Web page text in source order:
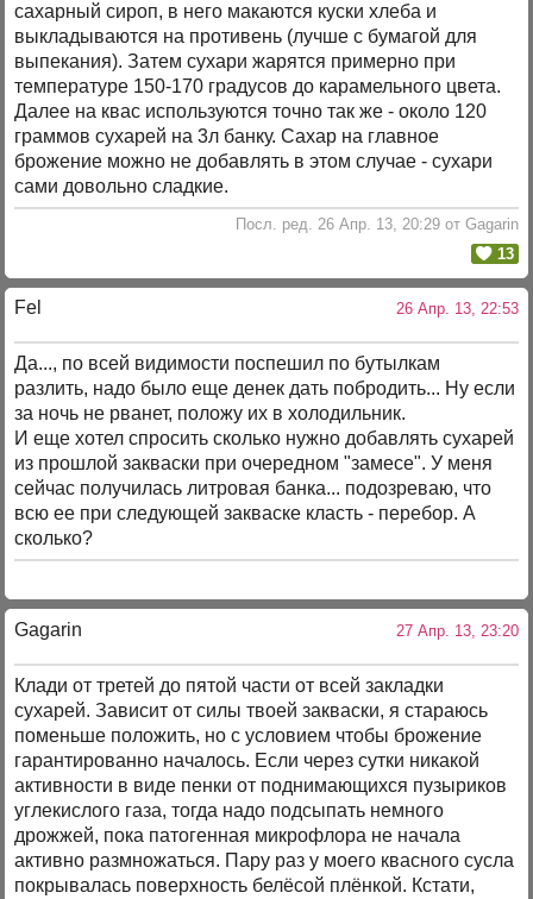
сахарный сироп, в него макаются куски хлеба и
выкладываются на противень (лучше с бумагой для
выпекания). Затем сухари жарятся примерно при
температуре 150-170 градусов до карамельного цвета.
Далее на квас используются точно так же - около 120
граммов сухарей на 3л банку. Сахар на главное
брожение можно не добавлять в этом случае - сухари
сами довольно сладкие.
Посл. ред. 26 Апр. 13, 20:29 от Gagarin
13
Fel 26 Апр. 13, 22:53
Да..., по всей видимости поспешил по бутылкам
разлить, надо было еще денек дать побродить... Ну если
за ночь не рванет, положу их в холодильник.
И еще хотел спросить сколько нужно добавлять сухарей
из прошлой закваски при очередном "замесе". У меня
сейчас получилась литровая банка... подозреваю, что
всю ее при следующей закваске класть - перебор. А
сколько?
Gagarin 27 Апр. 13, 23:20
Клади от третей до пятой части от всей закладки
сухарей. Зависит от силы твоей закваски, я стараюсь
поменьше положить, но с условием чтобы брожение
гарантированно началось. Если через сутки никакой
активности в виде пенки от поднимающихся пузыриков
углекислого газа, тогда надо подсыпать немного
дрожжей, пока патогенная микрофлора не начала
активно размножаться. Пару раз у моего квасного сусла
покрывалась поверхность белёсой плёнкой. Кстати,